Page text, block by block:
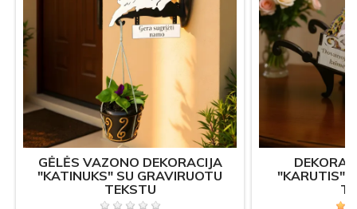
GĖLĖS VAZONO DEKORACIJA
"KATINUKS" SU GRAVIRUOTU
TEKSTU
"KARUTIS"